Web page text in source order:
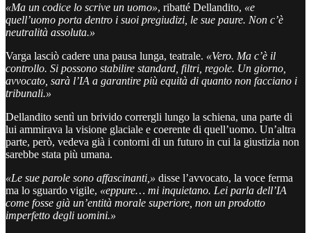
«Ma un codice lo scrive un uomo», ribatté Dellandito, «e
quell’uomo porta dentro i suoi pregiudizi, le sue paure. Non c’è
neutralità assoluta.»
Varga lasciò cadere una pausa lunga, teatrale. «Vero. Ma c’è il
controllo. Si possono stabilire standard, filtri, regole. Un giorno,
avvocato, sarà l’IA a garantire più equità di quanto non facciano i
tribunali.»
Dellandito sentì un brivido corrergli lungo la schiena, una parte di
lui ammirava la visione glaciale e coerente di quell’uomo. Un’altra
parte, però, vedeva già i contorni di un futuro in cui la giustizia non
sarebbe stata più umana.
«Le sue parole sono affascinanti,» disse l’avvocato, la voce ferma
ma lo sguardo vigile, «eppure… mi inquietano. Lei parla dell’IA
come fosse già un’entità morale superiore, non un prodotto
imperfetto degli uomini.»